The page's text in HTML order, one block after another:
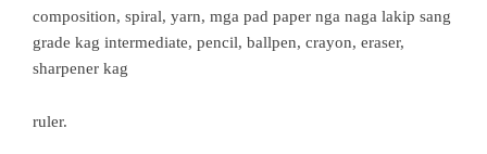
composition, spiral, yarn, mga pad paper nga naga lakip sang
grade kag intermediate, pencil, ballpen, crayon, eraser,
sharpener kag
ruler.